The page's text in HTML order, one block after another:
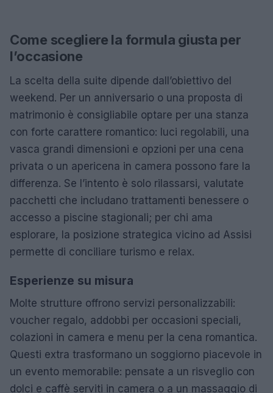
Come scegliere la formula giusta per
l’occasione
La scelta della suite dipende dall’obiettivo del
weekend. Per un anniversario o una proposta di
matrimonio è consigliabile optare per una stanza
con forte carattere romantico: luci regolabili, una
vasca grandi dimensioni e opzioni per una cena
privata o un apericena in camera possono fare la
differenza. Se l’intento è solo rilassarsi, valutate
pacchetti che includano trattamenti benessere o
accesso a piscine stagionali; per chi ama
esplorare, la posizione strategica vicino ad Assisi
permette di conciliare turismo e relax.
Esperienze su misura
Molte strutture offrono servizi personalizzabili:
voucher regalo, addobbi per occasioni speciali,
colazioni in camera e menu per la cena romantica.
Questi extra trasformano un soggiorno piacevole in
un evento memorabile: pensate a un risveglio con
dolci e caffè serviti in camera o a un massaggio di